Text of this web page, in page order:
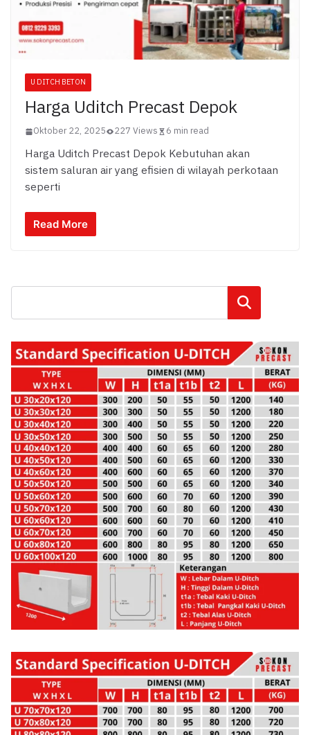
U DITCH BETON
Harga Uditch Precast Depok
Oktober 22, 2025 227 Views 6 min read
Harga Uditch Precast Depok Kebutuhan akan
sistem saluran air yang efisien di wilayah perkotaan
seperti
Read More
Cari